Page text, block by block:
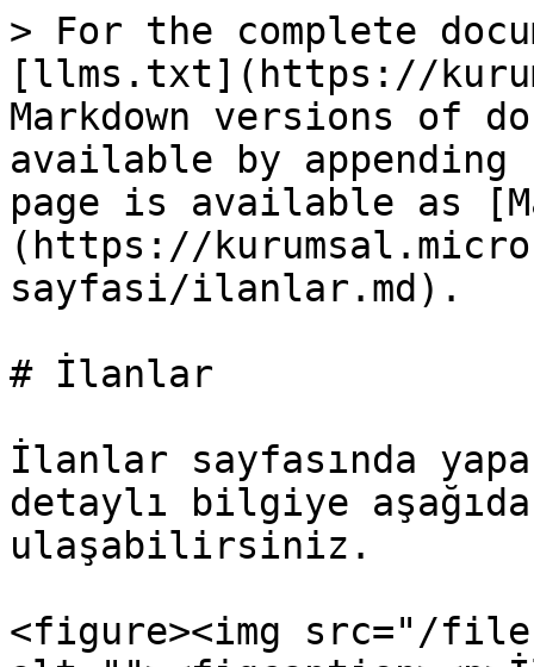
> For the complete
[llms.txt](https://
Markdown versions of
available by
page is available as
(https://
sayfasi/ilanlar.md).
# İlanlar
İlanlar sayfasında
detaylı bilgiye
ulaşabilirsiniz.
<figure><img src="/